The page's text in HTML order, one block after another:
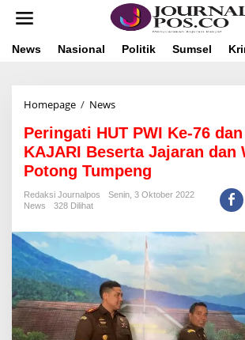
News Nasional Politik Sumsel
Homepage / News
r
i
n
g
a
H
U
T
W
I
K
e
Peringati HUT PWI Ke-76 dan
KAJARI Beserta Jajaran dan
Potong Tumpeng
Redaksi Journalpos
Senin, 3 Oktober 2022
News
328 Dilihat